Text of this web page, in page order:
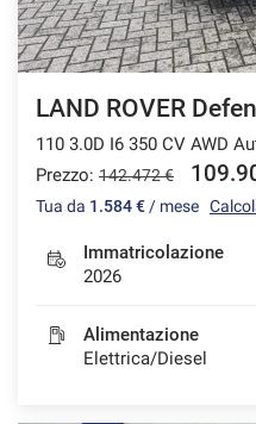
LAND ROVER
110 3.0D I6 350 CV AWD
Prezzo: 142.472 €
Tua da 1.584 € / mese
Immatricolazione
2026
Alimentazione
Elettrica/Diesel